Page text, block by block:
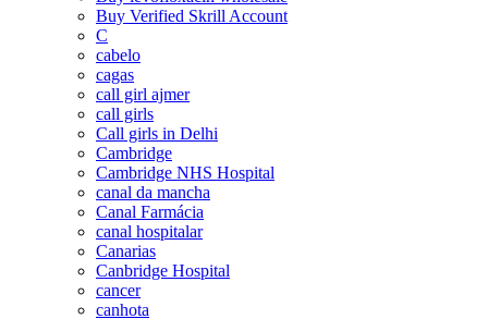
Buy Verified Skrill Account
C
cabelo
cagas
call girl ajmer
call girls
Call girls in Delhi
Cambridge
Cambridge NHS Hospital
canal da mancha
Canal Farmácia
canal hospitalar
Canarias
Canbridge Hospital
cancer
canhota